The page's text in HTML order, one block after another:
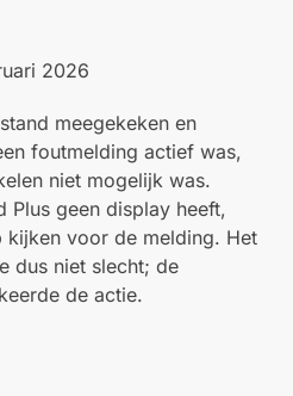
2026
meegekeken en
foutmelding actief was,
niet mogelijk was.
Plus geen display heeft,
kijken voor de melding. Het
dus niet slecht; de
de actie.